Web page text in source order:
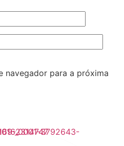
navegador para a próxima